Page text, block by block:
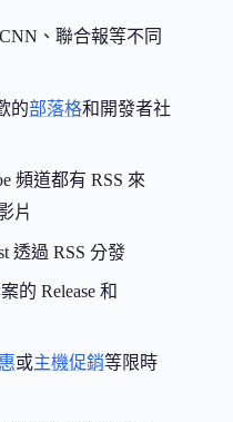
、聯合報等不同
的部落格和開發者社
頻道都有 RSS 來
片
透過 RSS 分發
的 Release 和
或主機促銷等限時